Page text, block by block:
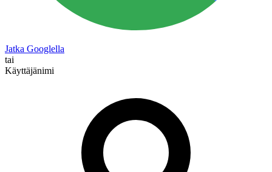
Jatka Googlella
tai
Käyttäjänimi